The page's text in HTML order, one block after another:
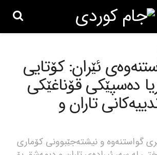
ئێران: کۆتایی
دەسپێکی قۆناغێکی
تاران و
گواستنەوە و نیشتەجێبوونی کۆماری